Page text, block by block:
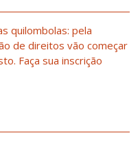
quilombolas: pela
de direitos vão começar
Faça sua inscrição